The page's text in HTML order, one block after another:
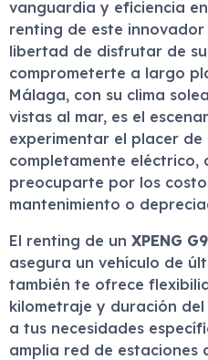
vanguardia y eficiencia
renting de este
libertad de disfrutar de
comprometerte a largo
Málaga, con su clima
vistas al mar, es el
experimentar el placer
completamente eléctrico,
preocuparte por los
mantenimiento o
El renting de un XPENG G9
asegura un vehículo de
también te ofrece
kilometraje y duración
a tus necesidades
amplia red de estaciones